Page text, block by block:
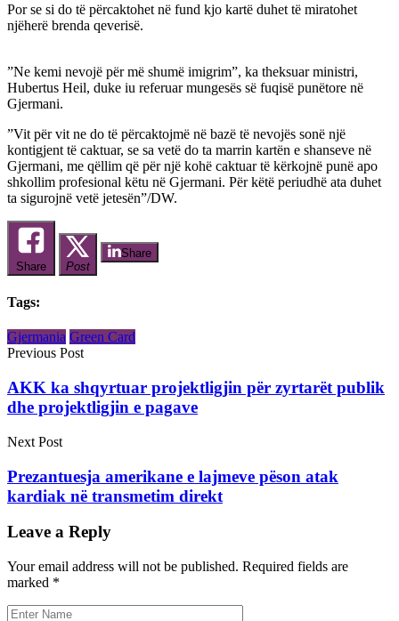
Por se si do të përcaktohet në fund kjo kartë duhet të miratohet
njëherë brenda qeverisë.
”Ne kemi nevojë për më shumë imigrim”, ka theksuar ministri,
Hubertus Heil, duke iu referuar mungesës së fuqisë punëtore në
Gjermani.
”Vit për vit ne do të përcaktojmë në bazë të nevojës sonë një
kontigjent të caktuar, se sa vetë do ta marrin kartën e shanseve në
Gjermani, me qëllim që për një kohë caktuar të kërkojnë punë apo
shkollim profesional këtu në Gjermani. Për këtë periudhë ata duhet
ta sigurojnë vetë jetesën”/DW.
Share Post
Share
Tags:
Gjermania Green Card
Previous Post
AKK ka shqyrtuar projektligjin për zyrtarët publik
dhe projektligjin e pagave
Next Post
Prezantuesja amerikane e lajmeve pëson atak
kardiak në transmetim direkt
Leave a Reply
Your email address will not be published. Required fields are
marked *